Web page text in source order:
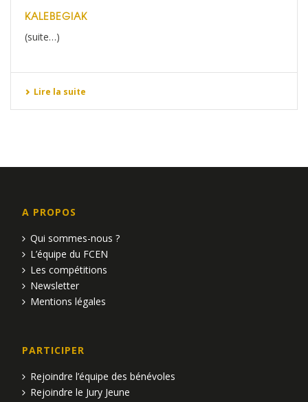
KALEBEGIAK
(suite…)
Lire la suite
A PROPOS
Qui sommes-nous ?
L’équipe du FCEN
Les compétitions
Newsletter
Mentions légales
PARTICIPER
Rejoindre l’équipe des bénévoles
Rejoindre le Jury Jeune